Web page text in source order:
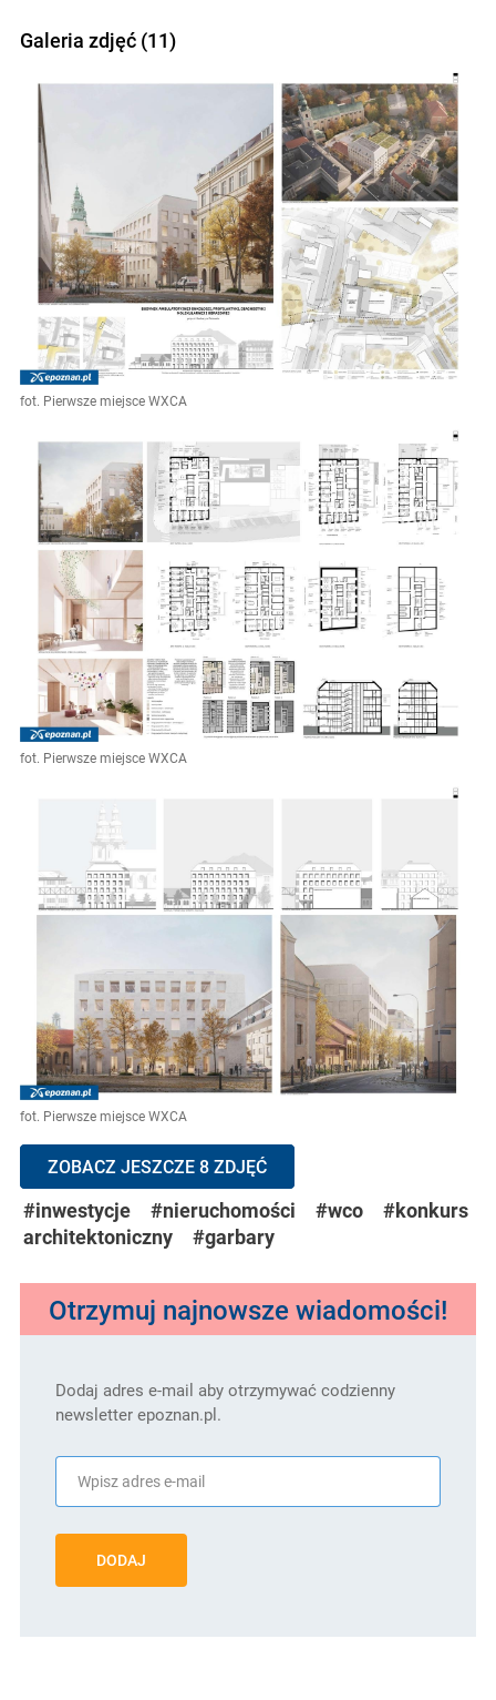
Galeria zdjęć (11)
fot. Pierwsze miejsce WXCA
fot. Pierwsze miejsce WXCA
fot. Pierwsze miejsce WXCA
ZOBACZ JESZCZE 8 ZDJĘĆ
#inwestycje #nieruchomości #wco
#konkurs
architektoniczny
#garbary
Otrzymuj najnowsze wiadomości!
Dodaj adres e-mail aby otrzymywać codzienny
newsletter epoznan.pl.
DODAJ